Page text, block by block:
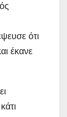
ότι
έκανε